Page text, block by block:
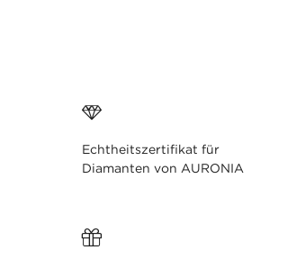
Echtheitszertifikat für
Diamanten von AURONIA